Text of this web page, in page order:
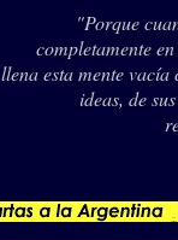
"Porque
completamente
llena esta mente
ideas, de